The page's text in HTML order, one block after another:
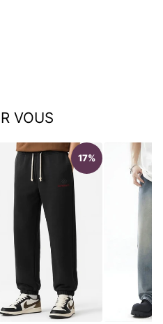
VOUS
17%
Pantalons de
Jeans